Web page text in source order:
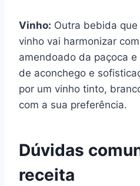
Vinho: Outra bebida
vinho vai harmonizar
amendoado da paçoca
de aconchego e
por um vinho tinto,
com a sua preferência.
Dúvidas
receita